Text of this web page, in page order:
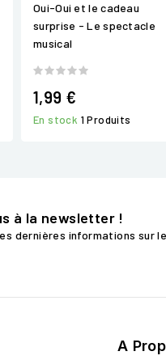
Oui-Oui et le cadeau
surprise - Le spectacle
musical
1,99 €
En stock 1 Produits
à la newsletter !
dernières informations sur
A